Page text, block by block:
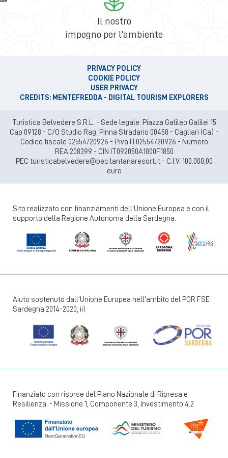
Il nostro
impegno per l'ambiente
PRIVACY POLICY
COOKIE POLICY
USER PRIVACY
CREDITS: MENTEFREDDA - DIGITAL TOURISM EXPLORERS
Turistica Belvedere S.R.L. - Sede legale: Piazza Galileo Galilei 15
Cap 09128 - C/O Studio Rag. Pinna Stradario 00458 – Cagliari (Ca) -
Codice fiscale 02554720926 - P.iva IT02554720926 - Numero
REA 208399 - CIN IT092050A1000F1850
PEC turisticabelvedere@pec.lantanaresort.it - C.I.V. 100.000,00
euro
Sito realizzato con finanziamenti dell'Unione Europea e con il
supporto della Regione Autonoma della Sardegna.
Aiuto sostenuto dall'Unione Europea nell'ambito del POR FSE
Sardegna 2014-2020; ii)
Finanziato con risorse del Piano Nazionale di Ripresa e
Resilienza. - Missione 1, Componente 3, Investimento 4.2